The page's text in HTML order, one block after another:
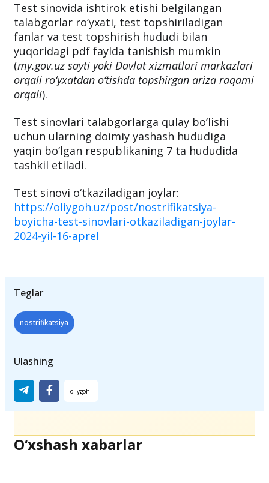
Test sinovida ishtirok etishi belgilangan
talabgorlar ro‘yxati, test topshiriladigan
fanlar va test topshirish hududi bilan
yuqoridagi pdf faylda tanishish mumkin
(my.gov.uz sayti yoki Davlat xizmatlari markazlari
orqali ro‘yxatdan o‘tishda topshirgan ariza raqami
orqali).
Test sinovlari talabgorlarga qulay bo‘lishi
uchun ularning doimiy yashash hududiga
yaqin bo‘lgan respublikaning 7 ta hududida
tashkil etiladi.
Test sinovi o‘tkaziladigan joylar:
https://oliygoh.uz/post/nostrifikatsiya-
boyicha-test-sinovlari-otkaziladigan-joylar-
2024-yil-16-aprel
Teglar
nostrifikatsiya
Ulashing
O‘xshash xabarlar